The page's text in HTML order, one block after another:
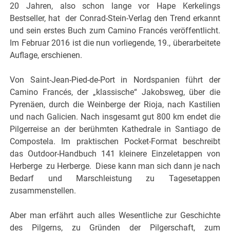
20 Jahren, also schon lange vor Hape Kerkelings
Bestseller, hat der Conrad-Stein-Verlag den Trend erkannt
und sein erstes Buch zum Camino Francés veröffentlicht.
Im Februar 2016 ist die nun vorliegende, 19., überarbeitete
Auflage, erschienen.
Von Saint-Jean-Pied-de-Port in Nordspanien führt der
Camino Francés, der „klassische“ Jakobsweg, über die
Pyrenäen, durch die Weinberge der Rioja, nach Kastilien
und nach Galicien. Nach insgesamt gut 800 km endet die
Pilgerreise an der berühmten Kathedrale in Santiago de
Compostela. Im praktischen Pocket-Format beschreibt
das Outdoor-Handbuch 141 kleinere Einzeletappen von
Herberge zu Herberge. Diese kann man sich dann je nach
Bedarf und Marschleistung zu Tagesetappen
zusammenstellen.
Aber man erfährt auch alles Wesentliche zur Geschichte
des Pilgerns, zu Gründen der Pilgerschaft, zum